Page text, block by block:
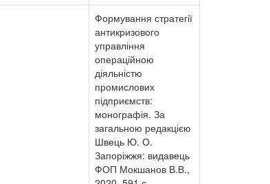
Формування стратегії
антикризового
управління
операційною
діяльністю
промислових
підприємств:
монографія. За
загальною редакцією
Швець Ю. О.
Запоріжжя: видавець
ФОП Мокшанов В.В.,